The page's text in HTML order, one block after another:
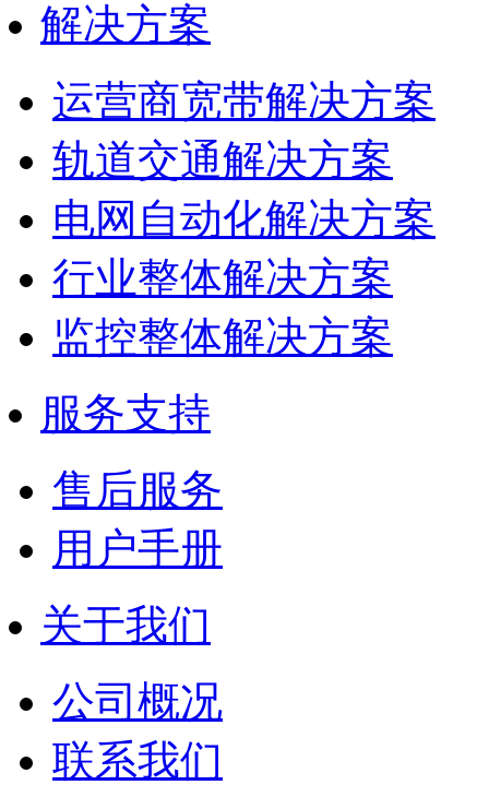
解决方案
运营商宽带解决方案
轨道交通解决方案
电网自动化解决方案
行业整体解决方案
监控整体解决方案
服务支持
售后服务
用户手册
关于我们
公司概况
联系我们